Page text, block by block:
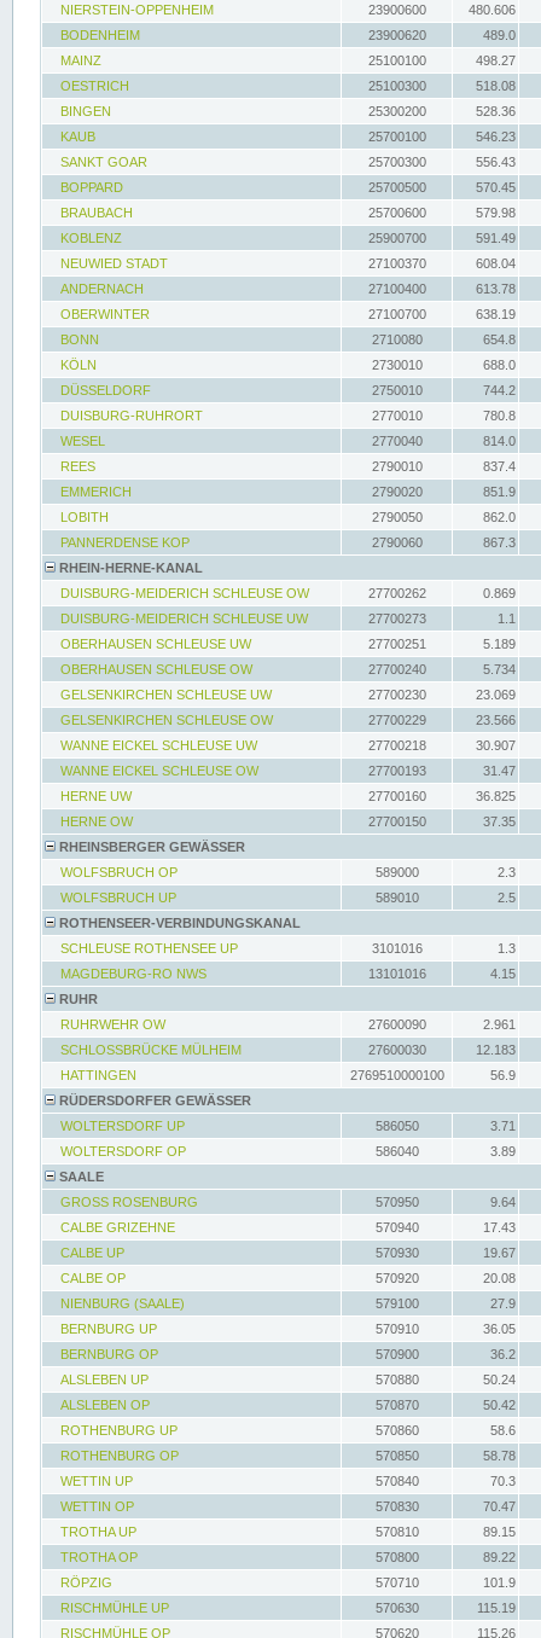
NIERSTEIN-OPPENHEIM
23900600
480.606
BODENHEIM
23900620
489.0
MAINZ
25100100
498.27
OESTRICH
25100300
518.08
BINGEN
25300200
528.36
KAUB
25700100
546.23
SANKT GOAR
25700300
556.43
BOPPARD
25700500
570.45
BRAUBACH
25700600
579.98
KOBLENZ
25900700
591.49
NEUWIED STADT
27100370
608.04
ANDERNACH
27100400
613.78
OBERWINTER
27100700
638.19
BONN
2710080
654.8
KÖLN
2730010
688.0
DÜSSELDORF
2750010
744.2
DUISBURG-RUHRORT
2770010
780.8
WESEL
2770040
814.0
REES
2790010
837.4
EMMERICH
2790020
851.9
LOBITH
2790050
862.0
PANNERDENSE KOP
2790060
867.3
RHEIN-HERNE-KANAL
DUISBURG-MEIDERICH SCHLEUSE OW
27700262
0.869
DUISBURG-MEIDERICH SCHLEUSE UW
27700273
1.1
OBERHAUSEN SCHLEUSE UW
27700251
5.189
OBERHAUSEN SCHLEUSE OW
27700240
5.734
GELSENKIRCHEN SCHLEUSE UW
27700230
23.069
GELSENKIRCHEN SCHLEUSE OW
27700229
23.566
WANNE EICKEL SCHLEUSE UW
27700218
30.907
WANNE EICKEL SCHLEUSE OW
27700193
31.47
HERNE UW
27700160
36.825
HERNE OW
27700150
37.35
RHEINSBERGER GEWÄSSER
WOLFSBRUCH OP
589000
2.3
WOLFSBRUCH UP
589010
2.5
ROTHENSEER-VERBINDUNGSKANAL
SCHLEUSE ROTHENSEE UP
3101016
1.3
MAGDEBURG-RO NWS
13101016
4.15
RUHR
RUHRWEHR OW
27600090
2.961
SCHLOSSBRÜCKE MÜLHEIM
27600030
12.183
HATTINGEN
2769510000100
56.9
RÜDERSDORFER GEWÄSSER
WOLTERSDORF UP
586050
3.71
WOLTERSDORF OP
586040
3.89
SAALE
GROSS ROSENBURG
570950
9.64
CALBE GRIZEHNE
570940
17.43
CALBE UP
570930
19.67
CALBE OP
570920
20.08
NIENBURG (SAALE)
579100
27.9
BERNBURG UP
570910
36.05
BERNBURG OP
570900
36.2
ALSLEBEN UP
570880
50.24
ALSLEBEN OP
570870
50.42
ROTHENBURG UP
570860
58.6
ROTHENBURG OP
570850
58.78
WETTIN UP
570840
70.3
WETTIN OP
570830
70.47
TROTHA UP
570810
89.15
TROTHA OP
570800
89.22
RÖPZIG
570710
101.9
RISCHMÜHLE UP
570630
115.19
RISCHMÜHLE OP
570620 115.26